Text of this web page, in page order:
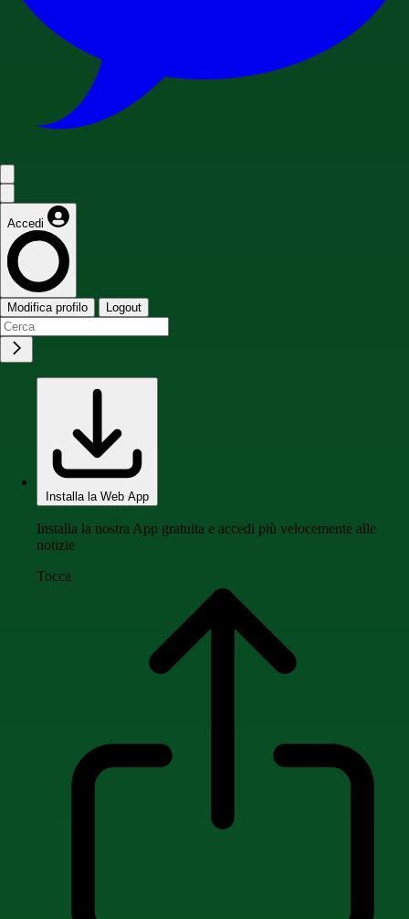
Accedi
Modifica profilo Logout
Installa la Web App
Installa la nostra App gratuita e accedi più velocemente alle
notizie
Tocca